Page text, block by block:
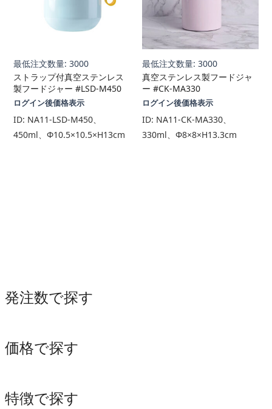
発注数で探す
価格で探す
特徴で探す
最低注文数量: 3000
ストラップ付真空ステンレス
製フードジャー #LSD-M450
ログイン後価格表示
ID: NA11-LSD-M450、
450ml、Φ10.5×10.5×H13cm
最低注文数量: 3000
真空ステンレス製フードジャ
ー #CK-MA330
ログイン後価格表示
ID: NA11-CK-MA330、
330ml、Φ8×8×H13.3cm